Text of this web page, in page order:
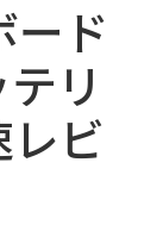
ード
リ
ビ